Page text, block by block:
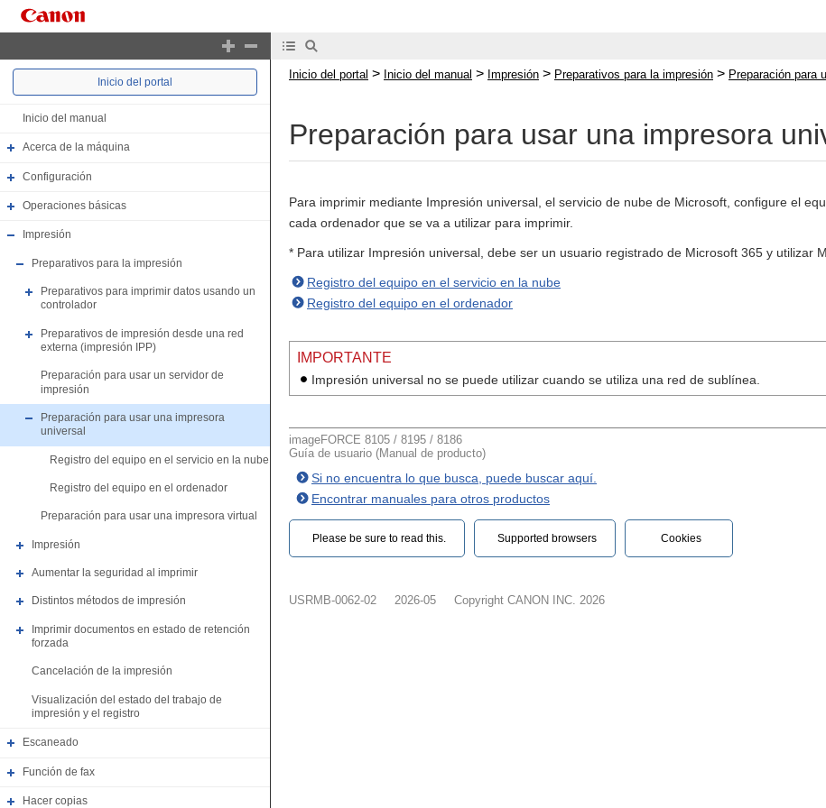
Inicio del portal
Inicio del manual
Acerca de la máquina
Configuración
Operaciones básicas
Impresión
Preparativos para la impresión
Preparativos para imprimir datos usando un
controlador
Preparativos de impresión desde una red
externa (impresión IPP)
Preparación para usar un servidor de
impresión
Preparación para usar una impresora
universal
Registro del equipo en el servicio en la nube
Registro del equipo en el ordenador
Preparación para usar una impresora virtual
Impresión
Aumentar la seguridad al imprimir
Distintos métodos de impresión
Imprimir documentos en estado de retención
forzada
Cancelación de la impresión
Visualización del estado del trabajo de
impresión y el registro
Escaneado
Función de fax
Hacer copias
Inicio del portal > Inicio del manual > Impresión > Preparativos para la impresión > Preparación para
Preparación para usar una impresora
Para imprimir mediante Impresión universal, el servicio de nube de Microsoft, configure el
cada ordenador que se va a utilizar para imprimir.
* Para utilizar Impresión universal, debe ser un usuario registrado de Microsoft 365 y utilizar
Registro del equipo en el servicio en la nube
Registro del equipo en el ordenador
IMPORTANTE
Impresión universal no se puede utilizar cuando se utiliza una red de sublínea.
imageFORCE 8105 / 8195 / 8186
Guía de usuario (Manual de producto)
Si no encuentra lo que busca, puede buscar aquí.
Encontrar manuales para otros productos
Please be sure to read this.‎ Supported browsers Cookies
USRMB-0062-02 2026-05 Copyright CANON INC. 2026